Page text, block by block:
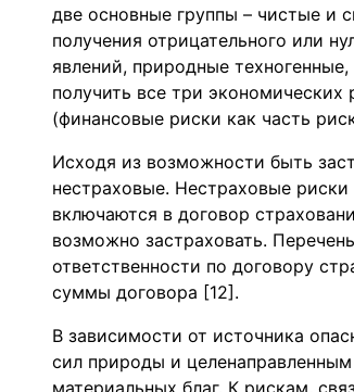
две основные группы – чистые и
получения отрицательного или
явлений, природные
получить все три экономических
(финансовые риски как часть
Исходя из возможности быть
нестраховые. Нестраховые
включаются в договор
возможно застраховать.
ответственности по договору
суммы договора [12].
В зависимости от источника
сил природы и
материальных благ. К рискам,